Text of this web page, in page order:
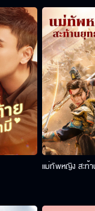
แม่ทัพหญิง สะท้